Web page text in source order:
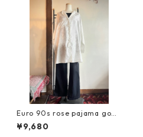
Euro 90s rose pajama gown
shirt/ヨーロッパ古着艶ホワイ
トの薔薇柄パジャマシャツ
¥9,680